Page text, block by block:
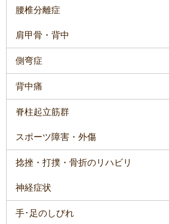
腰椎分離症
肩甲骨・背中
側弯症
背中痛
脊柱起立筋群
スポーツ障害・外傷
捻挫・打撲・骨折のリハビリ
神経症状
手･足のしびれ